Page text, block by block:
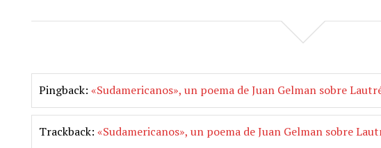
Pingback: «Sudamericanos», un poema de Juan Gelman sobre
Trackback: «Sudamericanos», un poema de Juan Gelman sobre